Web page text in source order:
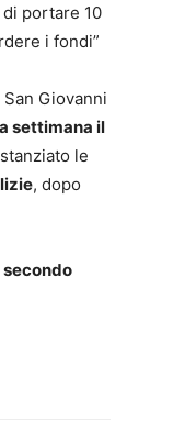
portare 10
i fondi”
Giovanni
settimana il
le
, dopo
secondo